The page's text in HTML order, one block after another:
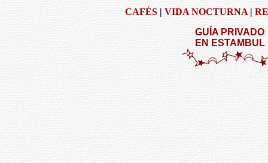
CAFÉS | VIDA NOCTURNA |
GUÍA PRIVADO
EN ESTAMBUL